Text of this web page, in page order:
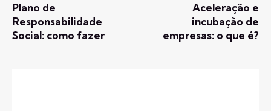
Plano de
Responsabilidade
Social: como fazer
Aceleração e
incubação de
empresas: o que é?